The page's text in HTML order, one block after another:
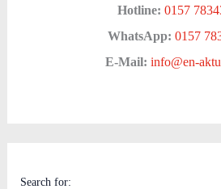
Hotline: 0157
WhatsApp: 0157
E-Mail: info@en-
Search for: